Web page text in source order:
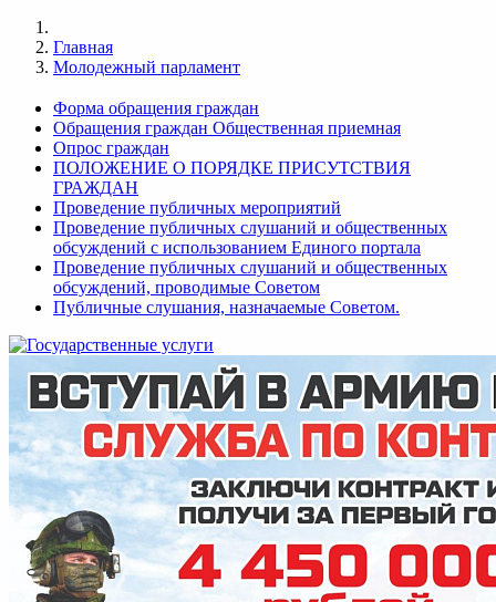
Главная
Молодежный парламент
Форма обращения граждан
Обращения граждан Общественная приемная
Опрос граждан
ПОЛОЖЕНИЕ О ПОРЯДКЕ ПРИСУТСТВИЯ
ГРАЖДАН
Проведение публичных мероприятий
Проведение публичных слушаний и общественных
обсуждений с использованием Единого портала
Проведение публичных слушаний и общественных
обсуждений, проводимые Советом
Публичные слушания, назначаемые Советом.